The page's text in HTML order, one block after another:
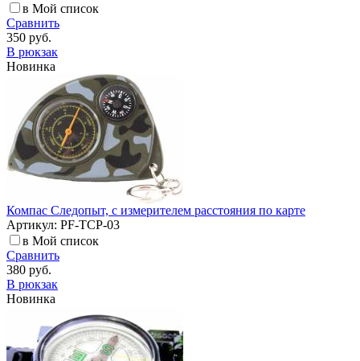
в Мой список
Сравнить
350 руб.
В рюкзак
Новинка
Компас Следопыт, с измерителем расстояния по карте
Артикул: PF-TCP-03
в Мой список
Сравнить
380 руб.
В рюкзак
Новинка